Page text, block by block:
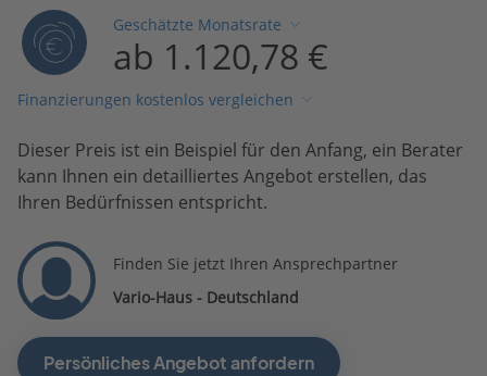
Geschätzte Monatsrate
ab 1.120,78 €
Finanzierungen kostenlos vergleichen
Dieser Preis ist ein Beispiel für den Anfang, ein Berater
kann Ihnen ein detailliertes Angebot erstellen, das
Ihren Bedürfnissen entspricht.
Finden Sie jetzt Ihren Ansprechpartner
Vario-Haus - Deutschland
Persönliches Angebot anfordern